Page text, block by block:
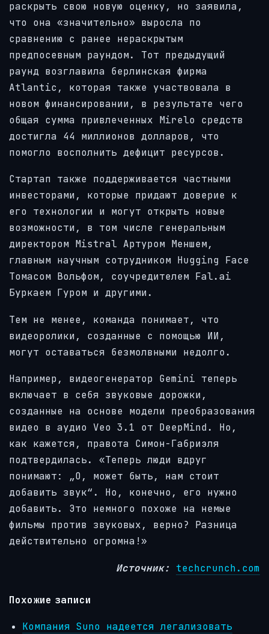
раскрыть свою новую оценку, но заявила,
что она «значительно» выросла по
сравнению с ранее нераскрытым
предпосевным раундом. Тот предыдущий
раунд возглавила берлинская фирма
Atlantic, которая также участвовала в
новом финансировании, в результате чего
общая сумма привлеченных Mirelo средств
достигла 44 миллионов долларов, что
помогло восполнить дефицит ресурсов.
Стартап также поддерживается частными
инвесторами, которые придают доверие к
его технологии и могут открыть новые
возможности, в том числе генеральным
директором Mistral Артуром Меншем,
главным научным сотрудником Hugging Face
Томасом Вольфом, соучредителем Fal.ai
Буркаем Гуром и другими.
Тем не менее, команда понимает, что
видеоролики, созданные с помощью ИИ,
могут оставаться безмолвными недолго.
Например, видеогенератор Gemini теперь
включает в себя звуковые дорожки,
созданные на основе модели преобразования
видео в аудио Veo 3.1 от DeepMind. Но,
как кажется, правота Симон-Габриэля
подтвердилась. «Теперь люди вдруг
понимают: „О, может быть, нам стоит
добавить звук“. Но, конечно, его нужно
добавить. Это немного похоже на немые
фильмы против звуковых, верно? Разница
действительно огромна!»
Источник: techcrunch.com
Похожие записи
Компания Suno надеется легализовать